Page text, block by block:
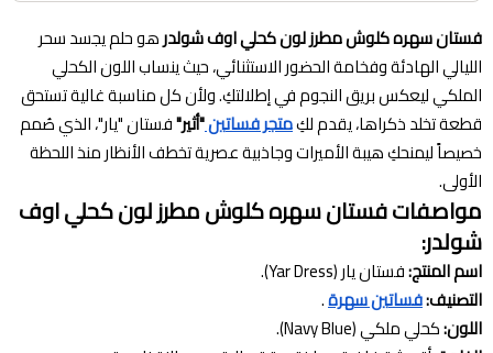
فستان سهره كلوش مطرز لون كحلي اوف شولدرهو حلم يجسد سحر
الليالي الهادئة وفخامة الحضور الاستثنائي، حيث ينساب اللون الكحلي
الملكي ليعكس بريق النجوم في إطلالتكِ. ولأن كل مناسبة غالية تستحق
قطعة تخلد ذكراها، يقدم لكِمتجر فساتين"أثير"فستان "يار"، الذي صُمم
خصيصاً ليمنحكِ هيبة الأميرات وجاذبية عصرية تخطف الأنظار منذ اللحظة
الأولى.
مواصفات فستان سهره كلوش مطرز لون كحلي اوف
شولدر:
اسم المنتج:فستان يار (Yar Dress).
التصنيف:فساتين سهرة.
اللون:كحلي ملكي (Navy Blue).